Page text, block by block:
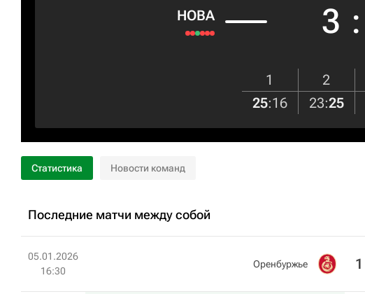
HOBA 3 :
1 2
25:16 23:25
Статистика Новости команд
Последние матчи между собой
05.01.2026
16:30
Оренбуржье 1